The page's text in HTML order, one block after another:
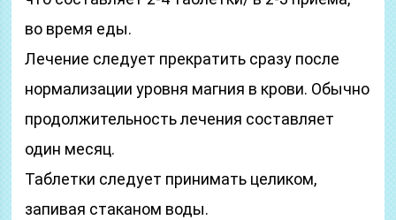
во время еды.
Лечение следует прекратить сразу после
нормализации уровня магния в крови. Обычно
продолжительность лечения составляет
один месяц.
Таблетки следует принимать целиком,
запивая стаканом воды.